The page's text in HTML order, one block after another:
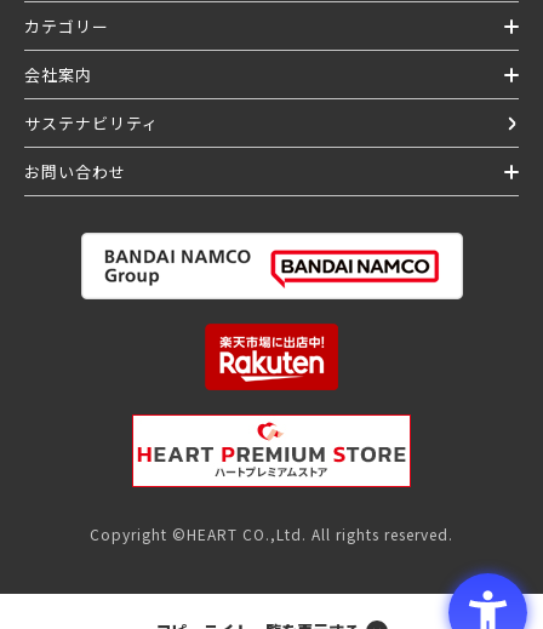
カテゴリー
会社案内
サステナビリティ
お問い合わせ
Copyright ©HEART CO.,Ltd. All rights reserved.